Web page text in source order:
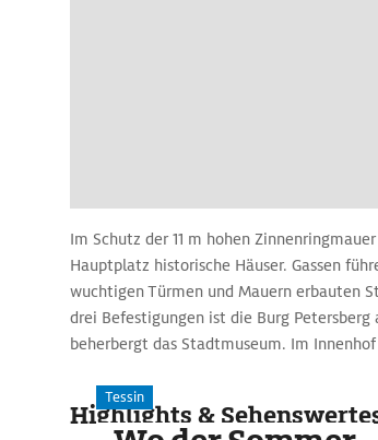
Im Schutz der 11 m hohen
Hauptplatz historische Häuser. Gassen
wuchtigen Türmen und Mauern erbauten
drei Befestigungen ist die Burg
beherbergt das Stadtmuseum. Im
Auf einem 4000 qm großen Gelände
mittelalterliche Höhenburg. Gebaut wird
Highlights &
Tessin